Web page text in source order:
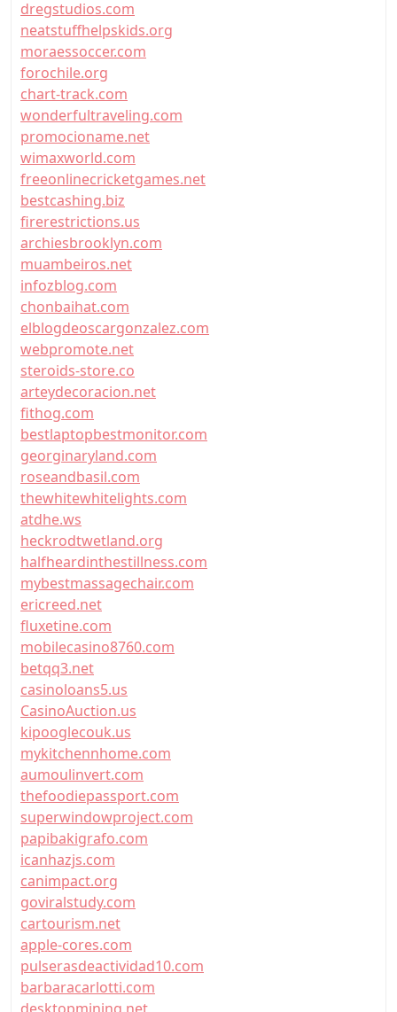
dregstudios.com
neatstuffhelpskids.org
moraessoccer.com
forochile.org
chart-track.com
wonderfultraveling.com
promocioname.net
wimaxworld.com
freeonlinecricketgames.net
bestcashing.biz
firerestrictions.us
archiesbrooklyn.com
muambeiros.net
infozblog.com
chonbaihat.com
elblogdeoscargonzalez.com
webpromote.net
steroids-store.co
arteydecoracion.net
fithog.com
bestlaptopbestmonitor.com
georginaryland.com
roseandbasil.com
thewhitewhitelights.com
atdhe.ws
heckrodtwetland.org
halfheardinthestillness.com
mybestmassagechair.com
ericreed.net
fluxetine.com
mobilecasino8760.com
betqq3.net
casinoloans5.us
CasinoAuction.us
kipooglecouk.us
mykitchennhome.com
aumoulinvert.com
thefoodiepassport.com
superwindowproject.com
papibakigrafo.com
icanhazjs.com
canimpact.org
goviralstudy.com
cartourism.net
apple-cores.com
pulserasdeactividad10.com
barbaracarlotti.com